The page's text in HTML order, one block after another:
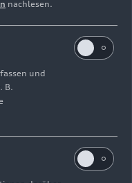
honorarfrei
Hinweisgebersystem
nachlesen.
und
B.